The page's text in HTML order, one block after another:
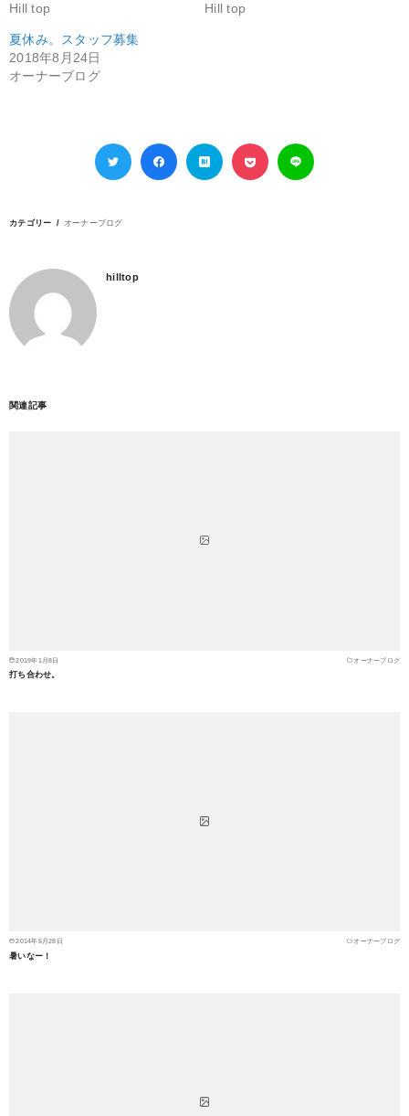
Hill top
Hill top
夏休み。スタッフ募集
2018年8月24日
オーナーブログ
カテゴリー オーナーブログ
hilltop
関連記事
2019年1月8日 オーナーブログ
打ち合わせ。
2014年5月28日 オーナーブログ
暑いなー！